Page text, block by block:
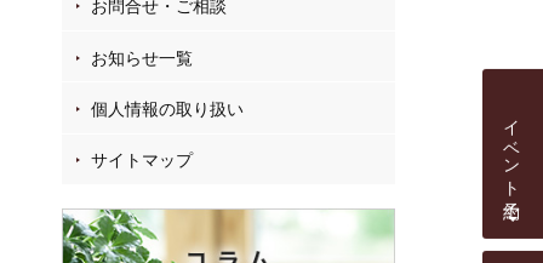
お問合せ・ご相談
お知らせ一覧
個人情報の取り扱い
サイトマップ イベント予約